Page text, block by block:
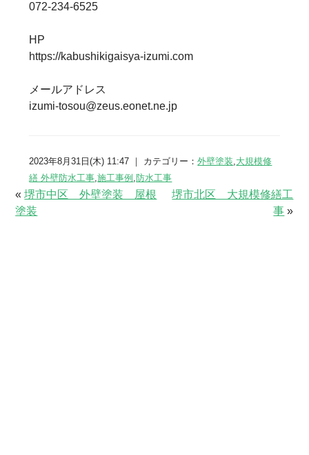
072-234-6525
HP
https://kabushikigaisya-izumi.com
メールアドレス
izumi-tosou@zeus.eonet.ne.jp
2023年8月31日(木) 11:47 ｜ カテゴリー：外壁塗装,大規模修
繕 外壁防水工事,施工事例 ,防水工事
«堺市中区 外壁塗装 屋根
塗装
堺市北区 大規模修繕工
事 »